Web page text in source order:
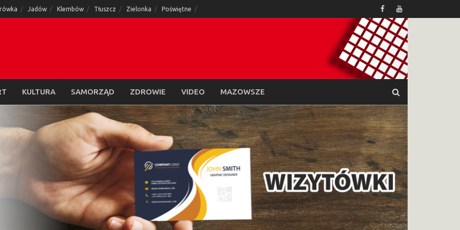
Jadów Klembów Tłuszcz Zielonka Poświętne
KULTURA SAMORZĄD ZDROWIE VIDEO MAZOWSZE